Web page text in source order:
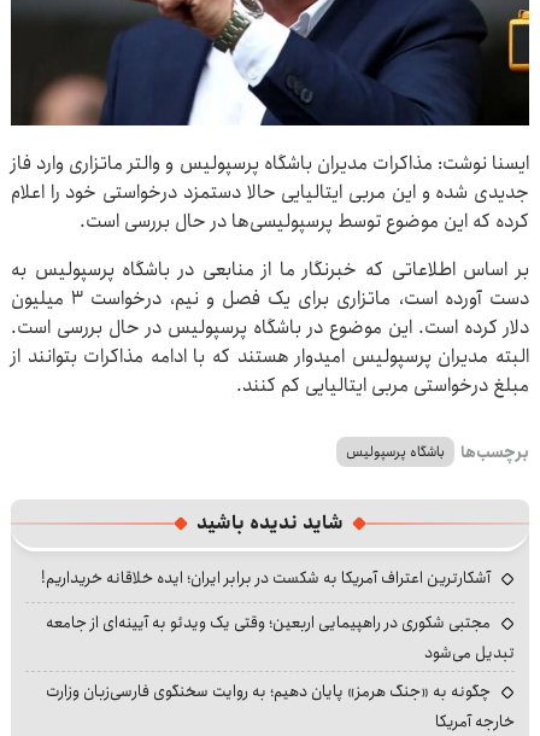
ایسنا نوشت: مذاکرات مدیران باشگاه پرسپولیس و والتر ماتزاری وارد فاز
جدیدی شده و این مربی ایتالیایی حالا دستمزد درخواستی خود را اعلام
کرده که این موضوع توسط پرسپولیسی‌ها در حال بررسی است.
بر اساس اطلاعاتی که خبرنگار ما از منابعی در باشگاه پرسپولیس به
دست آورده است، ماتزاری برای یک فصل و نیم، درخواست ۳ میلیون
دلار کرده است. این موضوع در باشگاه پرسپولیس در حال بررسی است.
البته مدیران پرسپولیس امیدوار هستند که با ادامه مذاکرات بتوانند از
مبلغ درخواستی مربی ایتالیایی کم کنند.
برچسب‌ها باشگاه پرسپولیس
شاید ندیده باشید
آشکارترین اعتراف آمریکا به شکست در برابر ایران؛ ایده خلاقانه خریداریم!
مجتبی شکوری در راهپیمایی اربعین؛ وقتی یک ویدئو به آیینه‌ای از جامعه
تبدیل می‌شود
چگونه به «جنگ هرمز» پایان دهیم؛ به روایت سخنگوی فارسی‌زبان وزارت
خارجه آمریکا